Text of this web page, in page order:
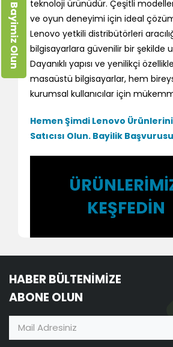
teknoloji ürünüdür. Çeşitli
ve oyun deneyimi için ideal
Lenovo yetkili distribütörleri
bilgisayarlara güvenilir bir şekilde
Dayanıklı yapısı ve yenilikçi
masaüstü bilgisayarlar, hem
kurumsal kullanıcılar için
Hemen Şimdi Lenovo
Satıcısı Olun. Bayilik
KEŞFEDİN
HABER BÜLTENİMİZE
ABONE OLUN
Bayimiz Olun